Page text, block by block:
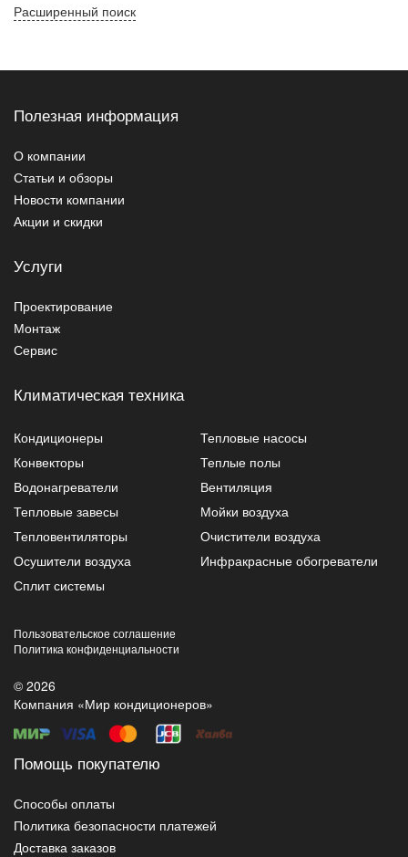
Расширенный поиск
Полезная информация
О компании
Статьи и обзоры
Новости компании
Акции и скидки
Услуги
Проектирование
Монтаж
Сервис
Климатическая техника
Кондиционеры
Тепловые насосы
Конвекторы
Теплые полы
Водонагреватели
Вентиляция
Тепловые завесы
Мойки воздуха
Тепловентиляторы
Очистители воздуха
Осушители воздуха
Инфракрасные обогреватели
Сплит системы
Пользовательское соглашение
Политика конфиденциальности
© 2026
Компания «Мир кондиционеров»
Помощь покупателю
Способы оплаты
Политика безопасности платежей
Доставка заказов